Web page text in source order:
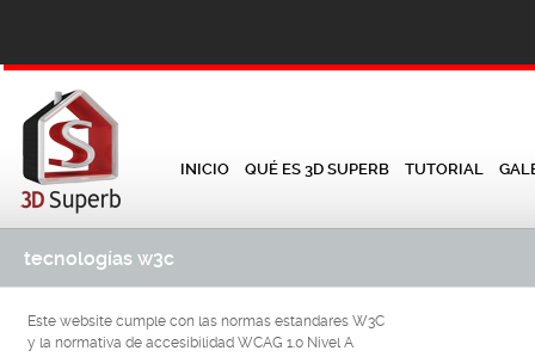
INICIO QUÉ ES 3D SUPERB TUTORIAL
tecnologías w3c
Este website cumple con las normas estandares W3C
y la normativa de accesibilidad WCAG 1.0 Nivel A